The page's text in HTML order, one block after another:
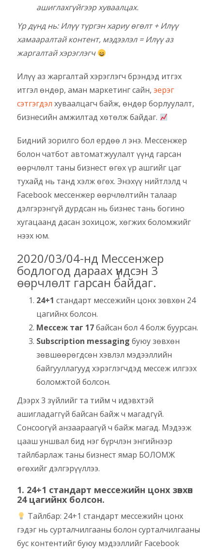
ашиглахгүйгээр хуваалцах.
Үр дүнд нь: Илүү түргэн хариу өгөлт + Илүү
хамааралтай контент, мэдээлэл = Илүү аз
жаргалтай хэрэглэгч
Илүү аз жаргалтай хэрэглэгч брэндэд итгэх
итгэл өндөр, аман маркетинг сайн, эерэг
сэтгэгдэл хуваалцагч байж, өндөр борлуулалт,
бизнесийн амжилтад хөтөлж байдаг.
Бидний зорилго бол ердөө л энэ. Мессенжер
болон чатбот автоматжуулалт үүнд гарсан
өөрчлөлт таны бизнест өгөх үр ашгийг цаг
тухайд нь танд хэлж өгөх. Энэхүү нийтлэлд ч
Facebook мессенжер өөрчлөлтийн талаар
дэлгэрэнгүй дурдсан нь бизнес тань богино
хугацаанд дасан зохицож, хөгжих боломжийг
нээх юм.
2020/03/04-нд Мессенжер
бодлогод дараах үндсэн 3
өөрчлөлт гарсан байдаг.
24+1 стандарт мессежийн цонх зөвхөн 24
цагийнх болсон.
Мессеж таг 17байсан бол 4 болж буурсан.
Subscription messaging буюу зөвхөн
зөвшөөрөгдсөн хэвлэл мэдээллийн
байгууллагууд хэрэглэгчдэд мессеж илгээх
боломжтой болсон.
Дээрх 3 зүйлийг та тийм ч идэвхтэй
ашигладаггүй байсан байж ч магадгүй.
Сонсоогүй анзаараагүй ч байж магад. Мэдээж
цааш уншвал бид нэг бүрчлэн энгийнээр
тайлбарлаж таны бизнест ямар БОЛОМЖ
өгөхийг дэлгэрүүллээ.
1. 24+1 стандарт мессежийн цонх зөвхөн
24 цагийнх болсон.
Тайлбар: 24+1 стандарт мессежийн цонх
гэдэг нь сурталчилгааны болон сурталчилгааны
бус контентийг буюу мэдээллийг Facebook